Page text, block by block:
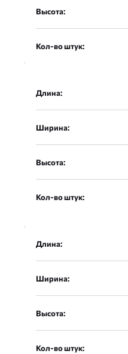
Высота:
Кол-во штук:
Длина:
Ширина:
Высота:
Кол-во штук:
Длина:
Ширина:
Высота:
Кол-во штук: